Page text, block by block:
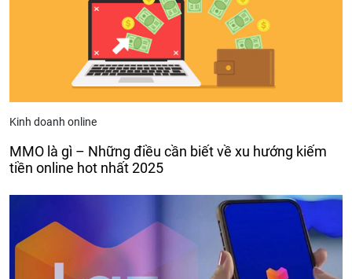
Kinh doanh online
MMO là gì – Những điều cần biết về xu hướng kiếm
tiền online hot nhất 2025